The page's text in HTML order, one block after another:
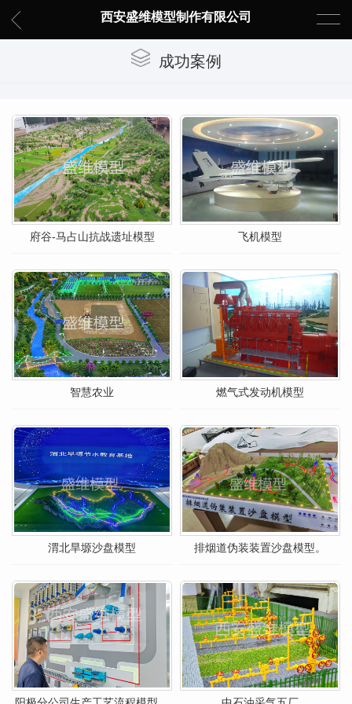
西安盛维模型制作有限公司
成功案例
府谷-马占山抗战遗址模型 飞机模型
智慧农业 燃气式发动机模型
渭北旱塬沙盘模型 排烟道伪装装置沙盘模型。